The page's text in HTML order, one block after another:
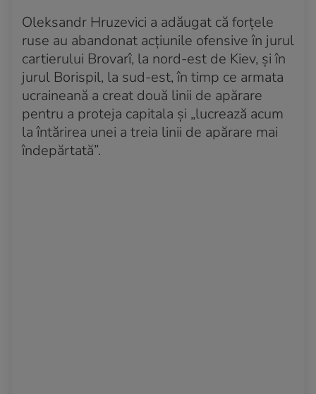
Oleksandr Hruzevici a adăugat că forțele
ruse au abandonat acțiunile ofensive în jurul
cartierului Brovarî, la nord-est de Kiev, și în
jurul Borispil, la sud-est, în timp ce armata
ucraineană a creat două linii de apărare
pentru a proteja capitala și „lucrează acum
la întărirea unei a treia linii de apărare mai
îndepărtată”.